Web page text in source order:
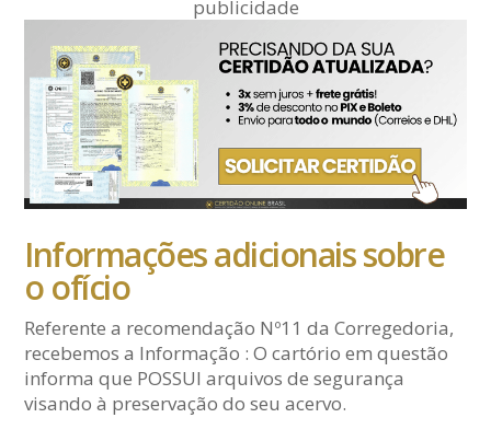
publicidade
Informações adicionais sobre
o ofício
Referente a recomendação Nº11 da Corregedoria,
recebemos a Informação : O cartório em questão
informa que POSSUI arquivos de segurança
visando à preservação do seu acervo.